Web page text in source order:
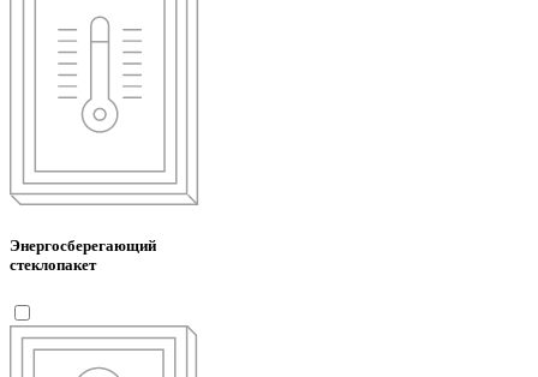
Энергосберегающий
стеклопакет